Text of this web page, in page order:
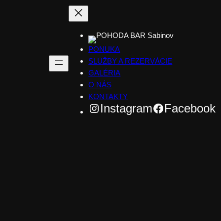
PONUKA
SLUŽBY A REZERVÁCIE
GALÉRIA
O NÁS
KONTAKTY
Instagram Facebook